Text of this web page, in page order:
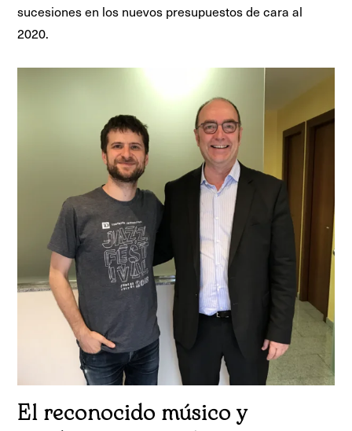
sucesiones en los nuevos presupuestos de cara al
2020.
El reconocido músico y